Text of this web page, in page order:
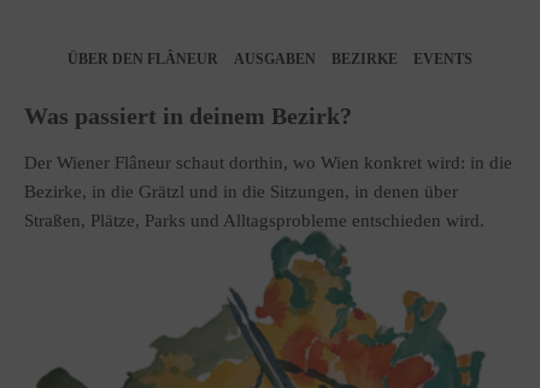
ÜBER DEN FLÂNEUR AUSGABEN BEZIRKE EVENTS
Was passiert in deinem Bezirk?
Der Wiener Flâneur schaut dorthin, wo Wien konkret wird: in die
Bezirke, in die Grätzl und in die Sitzungen, in denen über
Straßen, Plätze, Parks und Alltagsprobleme entschieden wird.